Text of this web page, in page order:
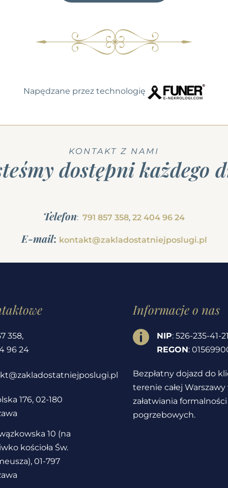
Napędzane przez technologię
KONTAKT Z NAMI
dostępni każdego
Telefon: 791 857 358, 22 404 96 24
E-mail: kontakt@zakladostatniejposlugi.pl
358,
96 24
176, 02-180
10 (na
kościoła Św.
01-797
Informacje o nas

NIP: 526-235-41-
REGON:
Bezpłatny dojazd do
terenie całej
załatwiania formalności
pogrzebowych.